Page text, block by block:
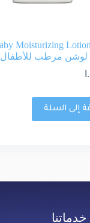
مرطب للأطفال 250 مل
إلى السلة
خدماتنا